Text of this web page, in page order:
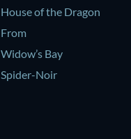
House of the Dragon
From
Widow’s Bay
Spider-Noir